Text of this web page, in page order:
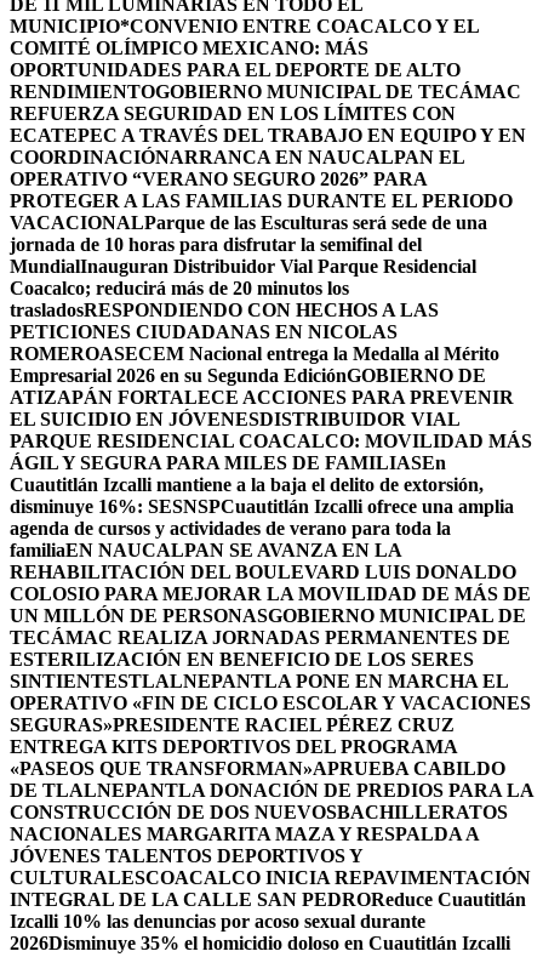
DE 11 MIL LUMINARIAS EN TODO EL
MUNICIPIO*CONVENIO ENTRE COACALCO Y EL
COMITÉ OLÍMPICO MEXICANO: MÁS
OPORTUNIDADES PARA EL DEPORTE DE ALTO
RENDIMIENTOGOBIERNO MUNICIPAL DE TECÁMAC
REFUERZA SEGURIDAD EN LOS LÍMITES CON
ECATEPEC A TRAVÉS DEL TRABAJO EN EQUIPO Y EN
COORDINACIÓNARRANCA EN NAUCALPAN EL
OPERATIVO “VERANO SEGURO 2026” PARA
PROTEGER A LAS FAMILIAS DURANTE EL PERIODO
VACACIONALParque de las Esculturas será sede de una
jornada de 10 horas para disfrutar la semifinal del
MundialInauguran Distribuidor Vial Parque Residencial
Coacalco; reducirá más de 20 minutos los
trasladosRESPONDIENDO CON HECHOS A LAS
PETICIONES CIUDADANAS EN NICOLAS
ROMEROASECEM Nacional entrega la Medalla al Mérito
Empresarial 2026 en su Segunda EdiciónGOBIERNO DE
ATIZAPÁN FORTALECE ACCIONES PARA PREVENIR
EL SUICIDIO EN JÓVENESDISTRIBUIDOR VIAL
PARQUE RESIDENCIAL COACALCO: MOVILIDAD MÁS
ÁGIL Y SEGURA PARA MILES DE FAMILIASEn
Cuautitlán Izcalli mantiene a la baja el delito de extorsión,
disminuye 16%: SESNSPCuautitlán Izcalli ofrece una amplia
agenda de cursos y actividades de verano para toda la
familiaEN NAUCALPAN SE AVANZA EN LA
REHABILITACIÓN DEL BOULEVARD LUIS DONALDO
COLOSIO PARA MEJORAR LA MOVILIDAD DE MÁS DE
UN MILLÓN DE PERSONASGOBIERNO MUNICIPAL DE
TECÁMAC REALIZA JORNADAS PERMANENTES DE
ESTERILIZACIÓN EN BENEFICIO DE LOS SERES
SINTIENTESTLALNEPANTLA PONE EN MARCHA EL
OPERATIVO «FIN DE CICLO ESCOLAR Y VACACIONES
SEGURAS»PRESIDENTE RACIEL PÉREZ CRUZ
ENTREGA KITS DEPORTIVOS DEL PROGRAMA
«PASEOS QUE TRANSFORMAN»APRUEBA CABILDO
DE TLALNEPANTLA DONACIÓN DE PREDIOS PARA LA
CONSTRUCCIÓN DE DOS NUEVOSBACHILLERATOS
NACIONALES MARGARITA MAZA Y RESPALDA A
JÓVENES TALENTOS DEPORTIVOS Y
CULTURALESCOACALCO INICIA REPAVIMENTACIÓN
INTEGRAL DE LA CALLE SAN PEDROReduce Cuautitlán
Izcalli 10% las denuncias por acoso sexual durante
2026Disminuye 35% el homicidio doloso en Cuautitlán Izcalli